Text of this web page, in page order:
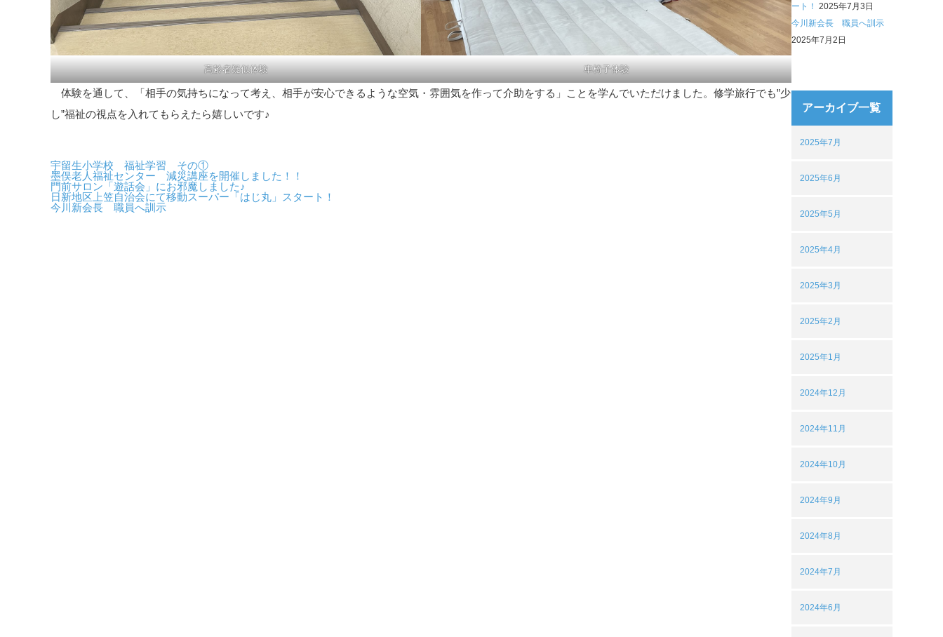
高齢者疑似体験 車椅子体験
体験を通して、「相手の気持ちになって考え、相手が安心できるような空気・雰囲気を作って介助をする」ことを学んでいただけました。修学旅行でも”少
し”福祉の視点を入れてもらえたら嬉しいです♪
宇留生小学校 福祉学習 その①
墨俣老人福祉センター 減災講座を開催しました！！
門前サロン「遊話会」にお邪魔しました♪
日新地区上笠自治会にて移動スーパー「はじ丸」スタート！
今川新会長 職員へ訓示
ート！ 2025年7月3日
今川新会長 職員へ訓示
2025年7月2日
アーカイブ一覧
2025年7月
2025年6月
2025年5月
2025年4月
2025年3月
2025年2月
2025年1月
2024年12月
2024年11月
2024年10月
2024年9月
2024年8月
2024年7月
2024年6月